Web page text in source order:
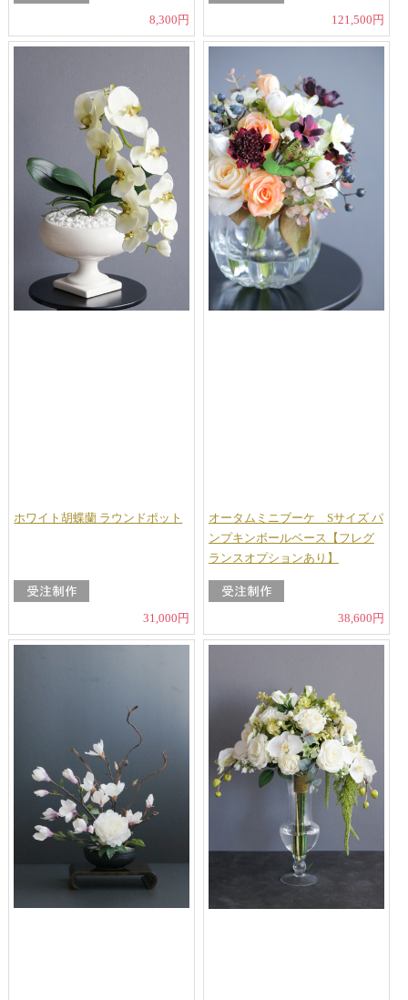
8,300円 121,500円
ホワイト胡蝶蘭 ラウンドポット
31,000円
オータムミニブーケ Sサイズ パ
ンプキンボールベース【フレグ
ランスオプションあり】
38,600円